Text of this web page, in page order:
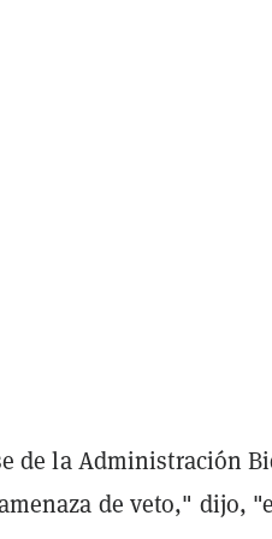
de la Administración
de veto," dijo,